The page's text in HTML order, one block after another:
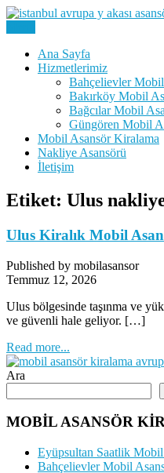
Skip
Avrupa
Kiralama
Ana Sayfa
Hizmetlerimiz
Bahçelievler
Bakırköy Mobil
Bağcılar Mobil
Güngören Mobil
Mobil Asansör Kiralama
Nakliye Asansörü
İletişim
Etiket: Ulus
Ulus Kiralık Mobil
Published by mobilasansor
Temmuz 12, 2026
Ulus bölgesinde taşınma ve
ve güvenli hale geliyor. […]
Read more...
Ara
MOBİL ASANSÖR
Eyüpsultan Saatlik
Bahçelievler Mobil